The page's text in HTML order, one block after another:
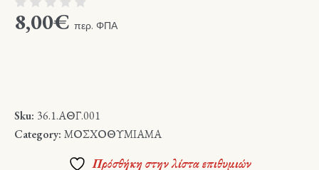
8,00€ περ. ΦΠΑ
Sku: 36.1.ΑΘΓ.001
Category: ΜΟΣΧΟΘΥΜΙΑΜΑ
Πρόσθήκη στην λίστα επιθυμιών